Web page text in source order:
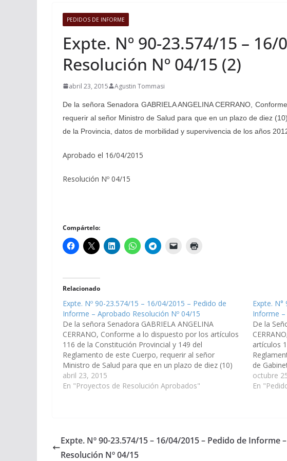
PEDIDOS DE INFORME
Expte. Nº 90-23.574/15 –
Resolución Nº 04/15 (2)
abril 23, 2015 Agustin Tommasi
De la señora Senadora GABRIELA ANGELINA CERRANO,
requerir al señor Ministro de Salud para que en un plazo de diez
de la Provincia, datos de morbilidad y supervivencia de los años
Aprobado el 16/04/2015
Resolución Nº 04/15
Compártelo:
Relacionado
Expte. Nº 90-23.574/15 – 16/04/2015 – Pedido de
Informe – Aprobado Resolución Nº 04/15
De la señora Senadora GABRIELA ANGELINA
CERRANO, Conforme a lo dispuesto por los artículos
116 de la Constitución Provincial y 149 del
Reglamento de este Cuerpo, requerir al señor
Ministro de Salud para que en un plazo de diez (10)
días informe lo siguiente: 1) Estadísticas de los casos
de…
abril 23, 2015
En "Proyectos de Resolución Aprobados"
Expte.
Informe –
De la
artículos
de
pacientes
octubre
En
Expte. Nº 90-23.574/15 – 16/04/2015 – Pedido de Informe
Resolución Nº 04/15